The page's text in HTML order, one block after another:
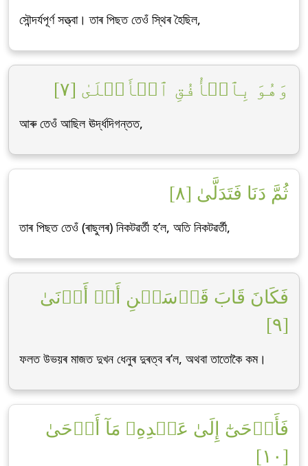
সৌন্দৰ্যপূৰ্ণ সত্ত্বা। তাৰ পিছত তেওঁ স্থিৰ হৈছিল,
وَهُوَ بِٱلۡأُفُقِ ٱلۡأَعۡلَىٰ [٧]
আৰু তেওঁ আছিল ঊৰ্দ্ধদিগন্তত,
ثُمَّ دَنَا فَتَدَلَّىٰ [٨]
তাৰ পিছত তেওঁ (ৰাছুলৰ) নিকটৱৰ্তী হ’ল, অতি নিকটৱৰ্তী,
فَكَانَ قَابَ قَوۡسَيۡنِ أَوۡ أَدۡنَىٰ
[٩]
ফলত উভয়ৰ মাজত দুখন ধেনুৰ দুৰত্ব ৰ’ল, অথবা তাতোকৈ কম।
فَأَوۡحَىٰٓ إِلَىٰ عَبۡدِهِۦ مَآ أَوۡحَىٰ
[١٠]